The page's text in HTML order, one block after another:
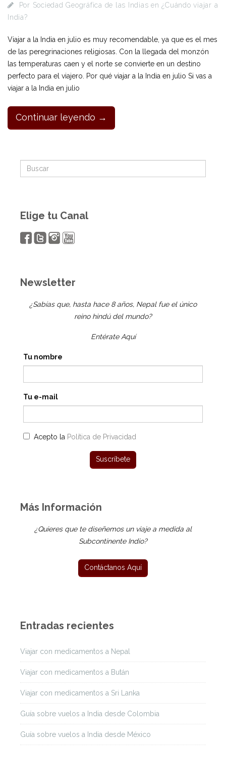
Por Sociedad Geográfica de las Indias en¿Cuándo viajar a
India?
Viajar a la India en julio es muy recomendable, ya que es el mes
de las peregrinaciones religiosas. Con la llegada del monzón
las temperaturas caen y el norte se convierte en un destino
perfecto para el viajero. Por qué viajar a la India en julio Si vas a
viajar a la India en julio
Continuar leyendo →
Elige tu Canal
Newsletter
¿Sabías que, hasta hace 8 años, Nepal fue el único
reino hindú del mundo?
Entérate Aquí
Tu nombre
Tu e-mail
Acepto la Política de Privacidad
Más Información
¿Quieres que te diseñemos un viaje a medida al
Subcontinente Indio?
Entradas recientes
Viajar con medicamentos a Nepal
Viajar con medicamentos a Bután
Viajar con medicamentos a Sri Lanka
Guía sobre vuelos a India desde Colombia
Guía sobre vuelos a India desde México